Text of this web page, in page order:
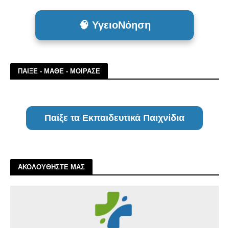
🧠 ΥγειοΝόηση
ΠΑΙΞΕ - ΜΑΘΕ - ΜΟΙΡΑΣΕ
Παίξε τα Εκπαιδευτικά Παιχνίδια
ΑΚΟΛΟΥΘΗΣΤΕ ΜΑΣ